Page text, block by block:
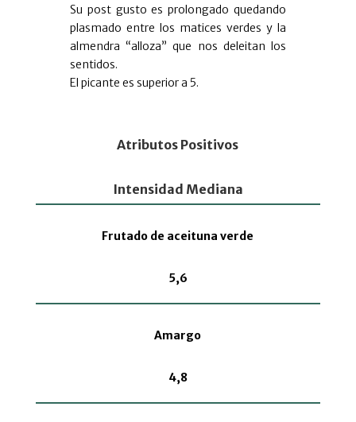
Su post gusto es prolongado quedando
plasmado entre los matices verdes y la
almendra “alloza” que nos deleitan los
sentidos.
El picante es superior a 5.
Atributos Positivos
Intensidad Mediana
Frutado de aceituna verde
5,6
Amargo
4,8